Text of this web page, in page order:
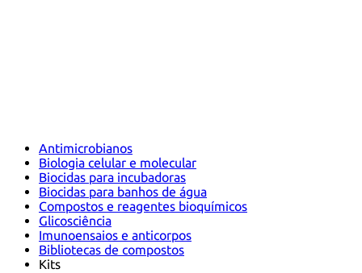
Antimicrobianos
Biologia celular e molecular
Biocidas para incubadoras
Biocidas para banhos de água
Compostos e reagentes bioquímicos
Glicosciência
Imunoensaios e anticorpos
Bibliotecas de compostos
Kits